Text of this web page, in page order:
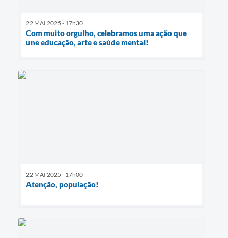
22 MAI 2025 - 17h30
Com muito orgulho, celebramos uma ação que
une educação, arte e saúde mental!
22 MAI 2025 - 17h00
Atenção, população!